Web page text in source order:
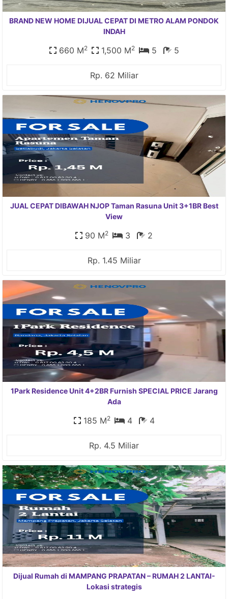
BRAND NEW HOME DIJUAL CEPAT DI METRO ALAM PONDOK
INDAH
660 M2 1,500 M2 5 5
Rp. 62 Miliar
JUAL CEPAT DIBAWAH NJOP Taman Rasuna Unit 3+1BR Best
View
90 M2 3 2
Rp. 1.45 Miliar
1Park Residence Unit 4+2BR Furnish SPECIAL PRICE Jarang
Ada
185 M2 4 4
Rp. 4.5 Miliar
Dijual Rumah di MAMPANG PRAPATAN – RUMAH 2 LANTAI-
Lokasi strategis